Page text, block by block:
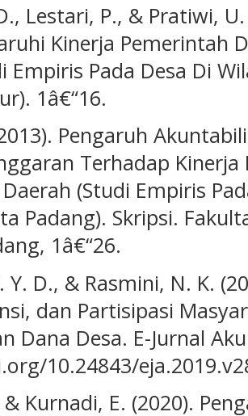
Lestari, P., & Pratiwi,
Kinerja Pemerintah
Empiris Pada Desa Di
1â€“16.
Pengaruh
Terhadap
(Studi Empiris
Padang). Skripsi.
1â€“26.
Y. D., & Rasmini, N. K.
dan Partisipasi
Dana Desa. E-Jurnal
10.24843/
& Kurnadi, E. (2020).